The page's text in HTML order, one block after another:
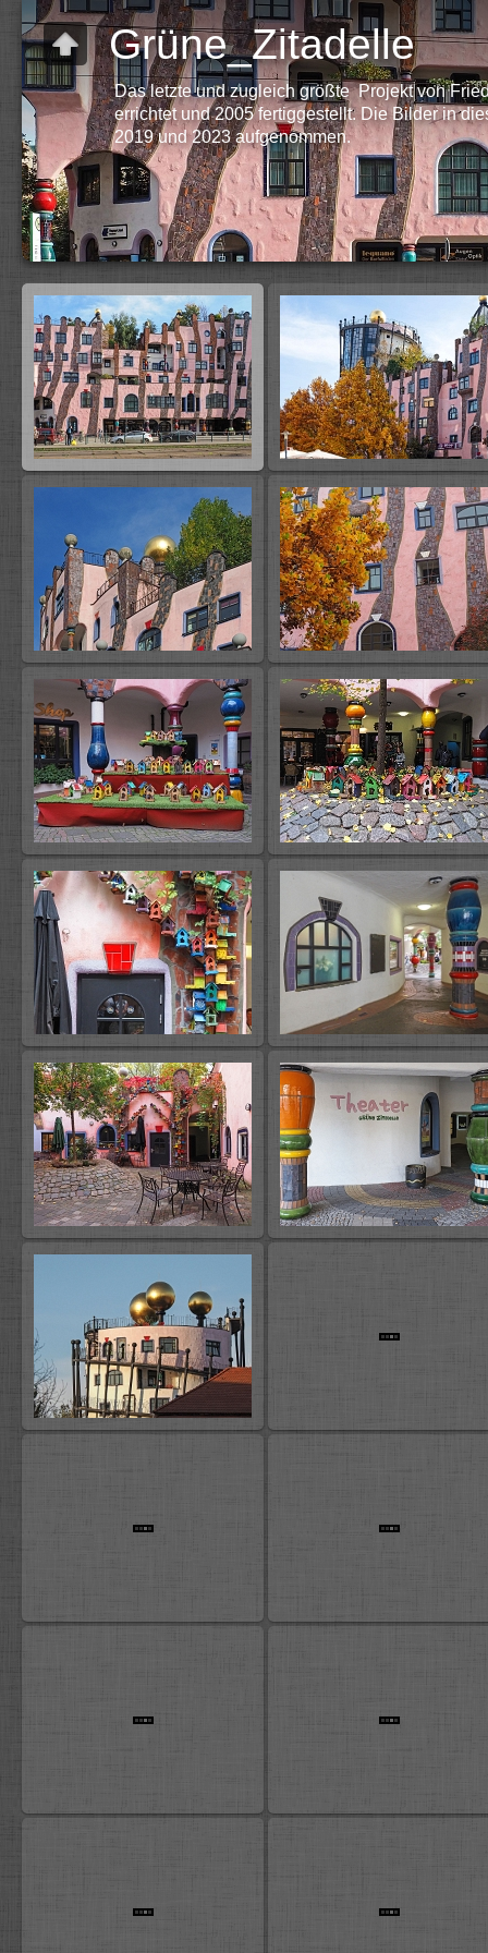
Grüne_Zitadelle
Das letzte und zugleich größte Projekt von
errichtet und 2005 fertiggestellt. Die Bilder in
2019 und 2023 aufgenommen.